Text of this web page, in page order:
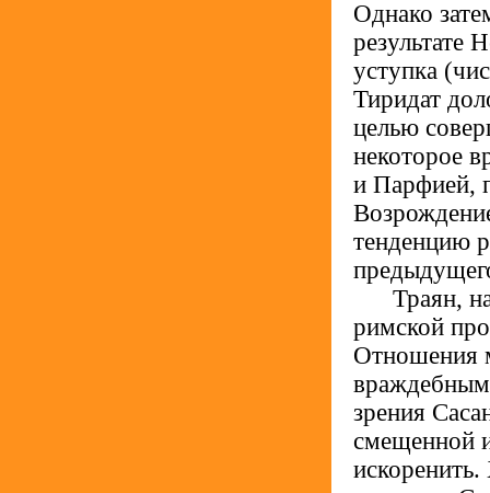
Однако
результате
уступка
Тиридат
целью
некоторое
и Парфией,
тенденцию
Траян,
римской
Отношения
зрения
смещенной